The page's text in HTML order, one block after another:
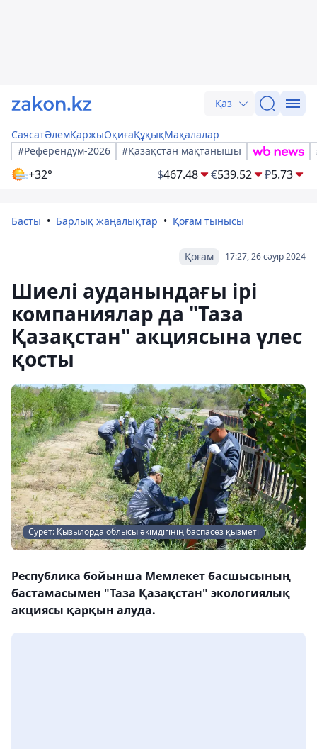
Қаз
СаясатӘлемҚаржыОқиғаҚұқықМақалалар
#Референдум-2026
#Қазақстан мақтанышы
+32° $467.48 €539.52 ₽5.73
Басты Барлық жаңалықтар Қоғам тынысы
17:27, 26 сәуір 2024
Қоғам
Шиелі ауданындағы ірі
компаниялар да "Таза
Қазақстан" акциясына үлес
қосты
Сурет: Қызылорда облысы әкімдігінің баспасөз қызметі
Республика бойынша Мемлекет басшысының
бастамасымен "Таза Қазақстан" экологиялық
акциясы қарқын алуда.